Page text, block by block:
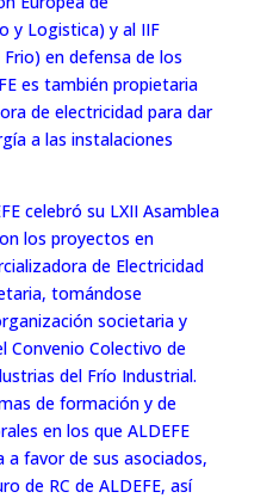
y Logistica) y al IIF
en defensa de los
es también propietaria
de electricidad para dar
a las instalaciones
celebró su LXII Asamblea
los proyectos en
de Electricidad
tomándose
societaria y
Convenio Colectivo de
del Frío Industrial.
de formación y de
en los que ALDEFE
a favor de sus asociados,
de RC de ALDEFE, así